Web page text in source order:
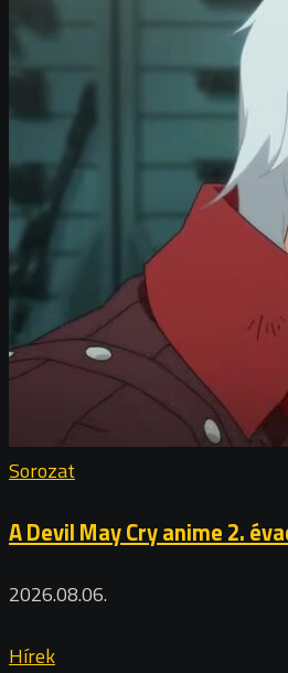
Sorozat
A Devil May Cry anime 2.
2026.08.06.
Hírek